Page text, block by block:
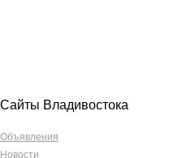
Сайты Владивостока
Объявления
Новости